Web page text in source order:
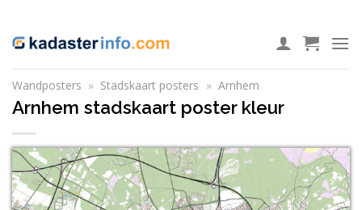
inhoud
Wandposters » Stadskaart posters » Arnhem
Arnhem stadskaart poster kleur